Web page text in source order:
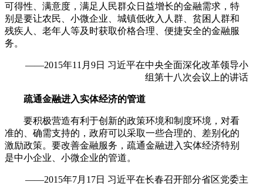
可得性、满意度，满足人民群众日益增长的金融需求，特
别是要让农民、小微企业、城镇低收入人群、贫困人群和
残疾人、老年人等及时获取价格合理、便捷安全的金融服
务。
——2015年11月9日 习近平在中央全面深化改革领导小
组第十八次会议上的讲话
疏通金融进入实体经济的管道
要积极营造有利于创新的政策环境和制度环境，对看
准的、确需支持的，政府可以采取一些合理的、差别化的
激励政策。要改善金融服务，疏通金融进入实体经济特别
是中小企业、小微企业的管道。
——2015年7月17日 习近平在长春召开部分省区党委主